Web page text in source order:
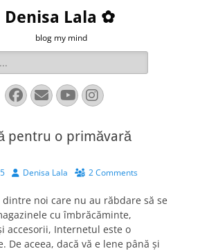
Denisa Lala ✿
blog my mind
Facebook
EmailYouTube
Instagram
pentru o primăvară
AuthorDenisa Lala 2 Comments
dintre noi care nu au răbdare să se
cu îmbrăcăminte,
accesorii, Internetul este o
De aceea, dacă vă e lene până şi